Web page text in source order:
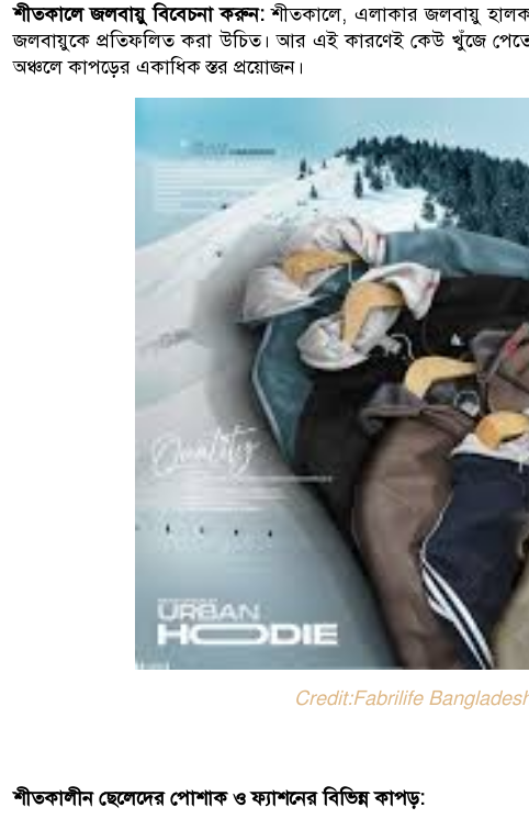
শীতকালে জলবায়ু বিবেচনা করুন: শীতকালে, এলাকার জলবায়ু
জলবায়ুকে প্রতিফলিত করা উচিত। আর এই কারণেই কেউ খুঁজে পেতে
অঞ্চলে কাপড়ের একাধিক স্তর প্রয়োজন।
Credit:Fabrilife
শীতকালীন ছেলেদের পোশাক ও ফ্যাশনের বিভিন্ন কাপড়: